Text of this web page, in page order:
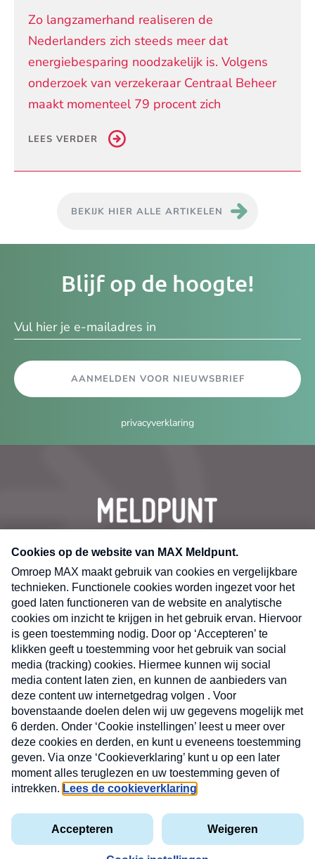
Zo langzamerhand realiseren de
Nederlanders zich steeds meer dat
energiebesparing noodzakelijk is. Volgens
onderzoek van verzekeraar Centraal Beheer
maakt momenteel 79 procent zich
LEES VERDER
BEKIJK HIER ALLE ARTIKELEN
Blijf op de hoogte!
AANMELDEN VOOR NIEUWSBRIEF
privacyverklaring
CONTACT
Volg ons op
MAX
Cookieverklaring
Kwetsbaarheid
X
Nieuwsbrief
Neem hier een gratis abonnement op de MAX
Consumenten nieuwsbrief. Elke maandag en
donderdag in uw mailbox.
e-
VOOR
privacyverklaring